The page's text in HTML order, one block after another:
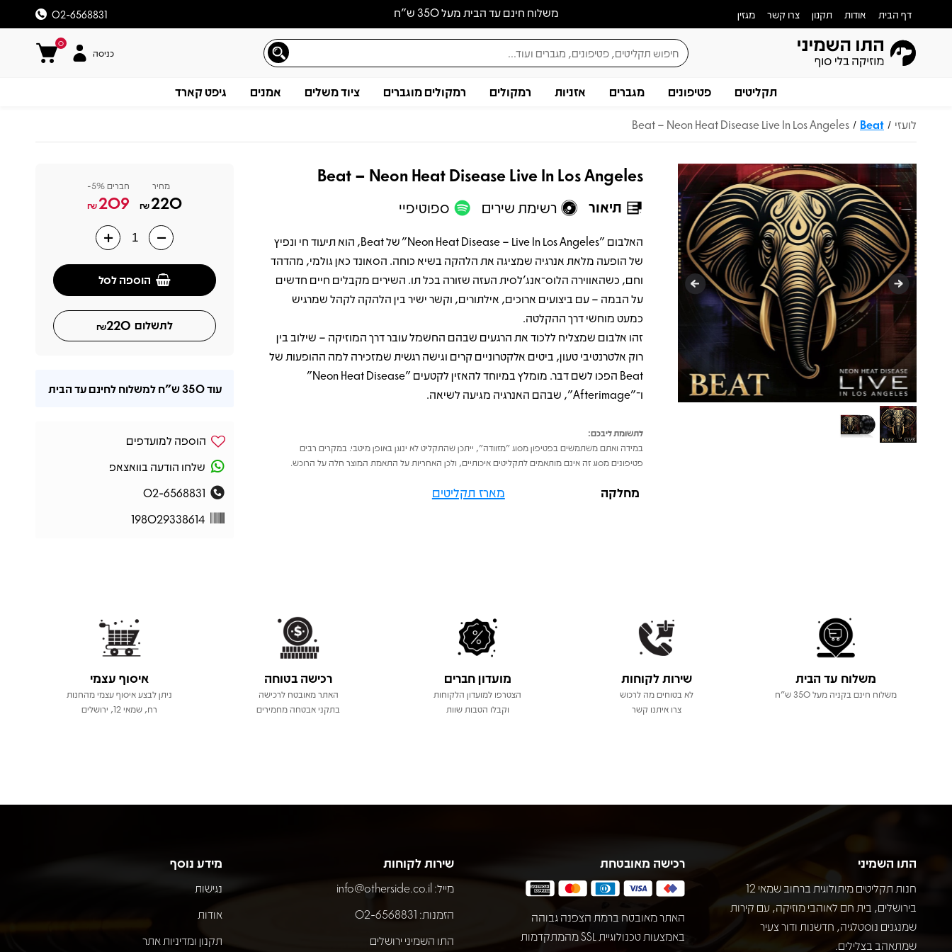
משלוח חינם עד הבית מעל 350 ש״ח דף הבית אודות תקנון צרו קשר מגזין 02-6568831
0
כניסה
תקליטים פטיפונים מגברים אזניות רמקולים רמקולים מוגברים ציוד משלים אמנים גיפט קארד
לועזי /
Beat
/
Beat – Neon Heat Disease Live In Los Angeles
Beat – Neon Heat Disease Live In Los Angeles
תיאור רשימת שירים ספוטיפיי
תיאור
האלבום "Neon Heat Disease – Live In Los Angeles" של Beat, הוא תיעוד חי ונפיץ
של הופעה מלאת אנרגיה שמציגה את הלהקה בשיא כוחה. הסאונד כאן גולמי, מהדהד
וחם, כשהאווירה הלוס־אנג'לסית העזה שזורה בכל תו. השירים מקבלים חיים חדשים
על הבמה – עם ביצועים ארוכים, אילתורים, וקשר ישיר בין הלהקה לקהל שמרגיש
כמעט מוחשי דרך ההקלטה.
זהו אלבום שמצליח ללכוד את הרגעים שבהם החשמל עובר דרך המוזיקה – שילוב בין
רוק אלטרנטיבי טעון, ביטים אלקטרוניים קרים וגישה רגשית שמזכירה למה ההופעות של
Beat הפכו לשם דבר. מומלץ במיוחד להאזין לקטעים "Neon Heat Disease"
ו־"Afterimage", שבהם האנרגיה מגיעה לשיאה.
לתשומת ליבכם:
במידה ואתם משתמשים בפטיפון מסוג "מזוודה", ייתכן שהתקליט לא ינוגן באופן מיטבי. במקרים רבים
פטיפונים מסוג זה אינם מותאמים לתקליטים איכותיים, ולכן האחריות על התאמת המוצר חלה על הרוכש.
מחלקה מארז תקליטים
מחיר
220
₪
חברים 5%-
209
₪
הוספה לסל
לתשלום 220
₪
עוד350 ש"ח למשלוח לחינם עד הבית
הוספה למועדפים
שלחו הודעה בוואצאפ
02-6568831
198029338614
משלוח עד הבית
משלוח חינם בקניה מעל 350 ש"ח
שירות לקוחות
לא בטוחים מה לרכוש
צרו איתנו קשר
מועדון חברים
הצטרפו למועדון הלקוחות
וקבלו הטבות שוות
רכישה בטוחה
האתר מאובטח לרכישה
בתקני אבטחה מחמירים
איסוף עצמי
ניתן לבצע איסוף עצמי מהחנות
רח, שמאי 12, ירושלים
התו השמיני
חנות תקליטים מיתולוגית ברחוב שמאי 12
בירושלים, בית חם לאוהבי מוזיקה, עם קירות
שמנגנים נוסטלגיה, חדשנות ודור צעיר
שמתאהב בצלילים.
רכישה מאובטחת
האתר מאובטח ברמת הצפנה גבוהה
באמצעות טכנולוגיית SSL מהמתקדמות
שירות לקוחות
מייל: info@otherside.co.il
הזמנות: 02-6568831
התו השמיני ירושלים
מידע נוסף
נגישות
אודות
תקנון ומדיניות אתר